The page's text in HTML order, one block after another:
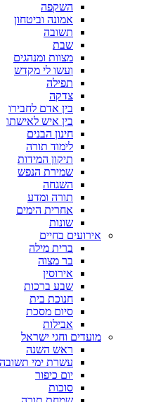
השקפה
אמונה וביטחון
תשובה
שבת
מצוות ומנהגים
ועשו לי מקדש
תפילה
צדקה
בין אדם לחבירו
בין איש לאישתו
חינון הבנים
לימוד תורה
תיקון המידות
שמירת הנפש
השגחה
תורה ומדע
אחרית הימים
שונות
אירועים בחיים
ברית מילה
בר מצוה
אירוסין
שבע ברכות
חנוכת בית
סיום מסכת
אבילות
מועדים וחגי ישראל
ראש השנה
עשרת ימי תשובה
יום כיפור
סוכות